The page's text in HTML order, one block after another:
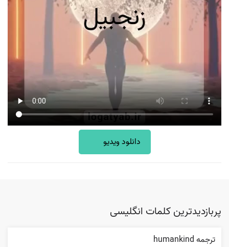
دانلود ویدیو
پربازدیدترین کلمات انگلیسی
ترجمه humankind